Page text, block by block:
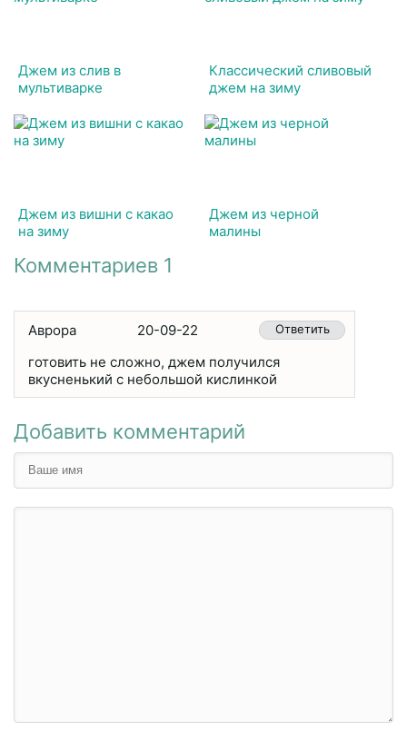
Джем из слив в
мультиварке
Классический сливовый
джем на зиму
Джем из вишни с какао
на зиму
Джем из черной
малины
Комментариев 1
Аврора 20-09-22 Ответить
готовить не сложно, джем получился
вкусненький с небольшой кислинкой
Добавить комментарий